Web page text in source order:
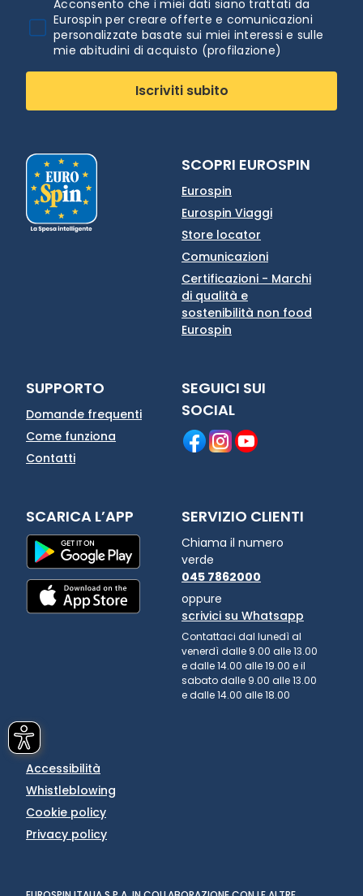
Acconsento che i miei dati siano trattati da
Eurospin per creare offerte e comunicazioni
personalizzate basate sui miei interessi e sulle
mie abitudini di acquisto (profilazione)
Iscriviti subito
SCOPRI EUROSPIN
Eurospin
Eurospin Viaggi
Store locator
Comunicazioni
Certificazioni - Marchi
di qualità e
sostenibilità non food
Eurospin
SUPPORTO
Domande frequenti
Come funziona
Contatti
SEGUICI SUI
SOCIAL
SCARICA L’APP SERVIZIO CLIENTI
Chiama il numero
verde
045 7862000
oppure
scrivici su Whatsapp
Contattaci dal lunedì al
venerdì dalle 9.00 alle 13.00
e dalle 14.00 alle 19.00 e il
sabato dalle 9.00 alle 13.00
e dalle 14.00 alle 18.00
Accessibilità
Whistleblowing
Cookie policy
Privacy policy